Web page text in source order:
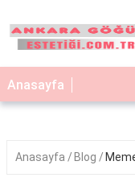
Anasayfa
Anasayfa Blog